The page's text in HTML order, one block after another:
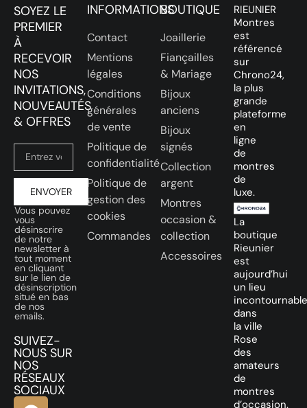
SOYEZ LE
PREMIER
À
RECEVOIR
NOS
INVITATIONS,
NOUVEAUTÉS
& OFFRES
ENVOYER
Vous pouvez
vous
désinscrire
de notre
newsletter à
tout moment
en cliquant
sur le lien de
désinscription
situé en bas
de nos
emails.
SUIVEZ-
NOUS SUR
NOS
RÉSEAUX
SOCIAUX
INFORMATIONS
Contact
Mentions
légales
Conditions
générales
de vente
Politique de
confidentialité
Politique de
gestion des
cookies
Commandes
BOUTIQUE
Joaillerie
Fiançailles
& Mariage
Bijoux
anciens
Bijoux
signés
Collection
argent
Montres
occasion &
collection
Accessoires
RIEUNIER
Montres
est
référencé
sur
Chrono24,
la plus
grande
plateforme
en
ligne
de
montres
de
luxe.
La
boutique
Rieunier
est
aujourd’hui
un lieu
incontournable
dans
la ville
Rose
des
amateurs
de
montres
d’occasion.